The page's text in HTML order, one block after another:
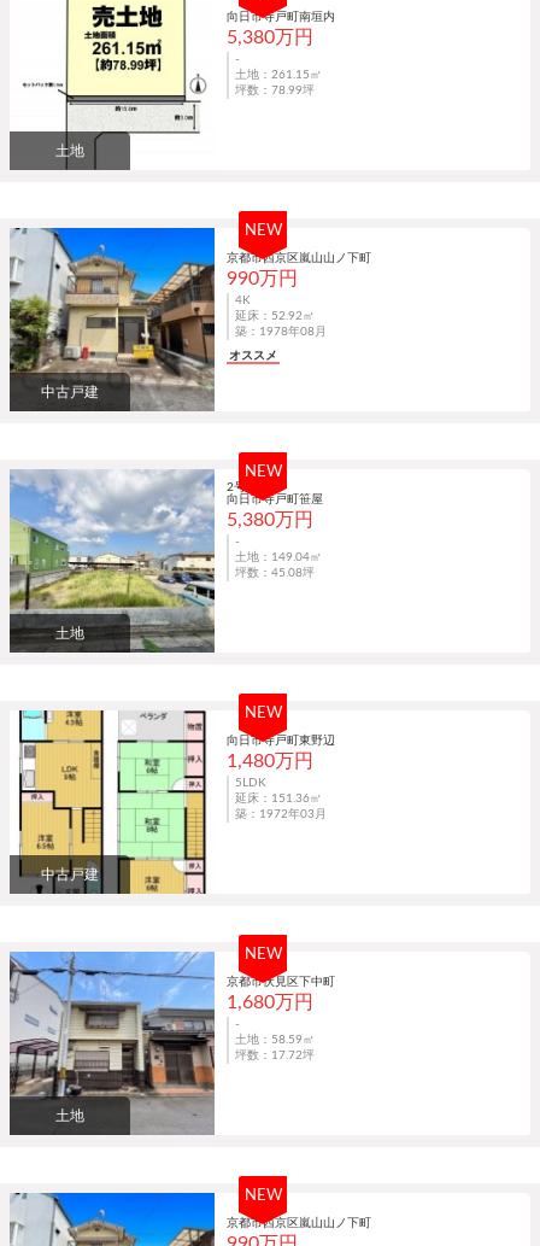
土地
向日市寺戸町南垣内
5,380万円
-
土地：261.15㎡
坪数：78.99坪
NEW
中古戸建
京都市西京区嵐山山ノ下町
990万円
4K
延床：52.92㎡
築：1978年08月
オススメ
NEW
土地
2号地
向日市寺戸町笹屋
5,380万円
-
土地：149.04㎡
坪数：45.08坪
NEW
中古戸建
向日市寺戸町東野辺
1,480万円
5LDK
延床：151.36㎡
築：1972年03月
NEW
土地
京都市伏見区下中町
1,680万円
-
土地：58.59㎡
坪数：17.72坪
NEW
京都市西京区嵐山山ノ下町